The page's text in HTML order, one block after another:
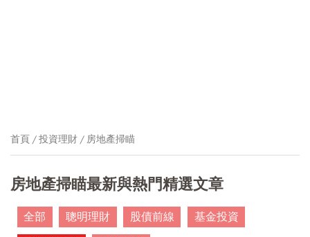
首頁 投資理財 房地產掃瞄
房地產掃瞄最新與熱門精選文章
全部 聰明理財 股債前線
基金投資